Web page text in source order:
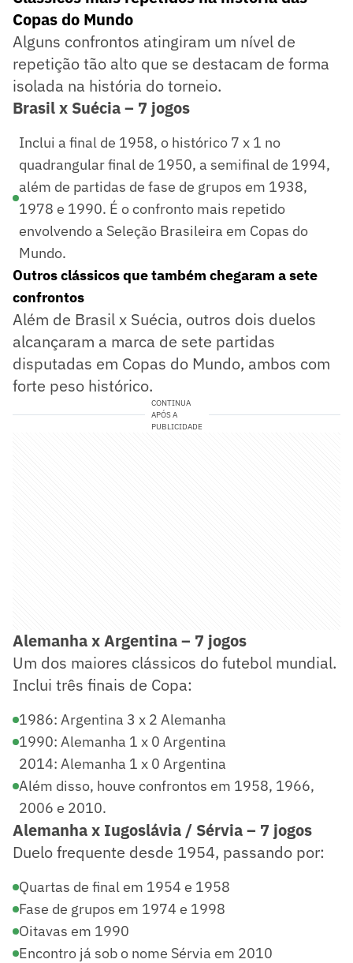
Copas do Mundo
Alguns confrontos atingiram um nível de
repetição tão alto que se destacam de forma
isolada na história do torneio.
Brasil x Suécia – 7 jogos
Inclui a final de 1958, o histórico 7 x 1 no
quadrangular final de 1950, a semifinal de 1994,
além de partidas de fase de grupos em 1938,
1978 e 1990. É o confronto mais repetido
envolvendo a Seleção Brasileira em Copas do
Mundo.
Outros clássicos que também chegaram a sete
confrontos
Além de Brasil x Suécia, outros dois duelos
alcançaram a marca de sete partidas
disputadas em Copas do Mundo, ambos com
forte peso histórico.
CONTINUA
APÓS A
PUBLICIDADE
Alemanha x Argentina – 7 jogos
Um dos maiores clássicos do futebol mundial.
Inclui três finais de Copa:
1986: Argentina 3 x 2 Alemanha
1990: Alemanha 1 x 0 Argentina
2014: Alemanha 1 x 0 Argentina
Além disso, houve confrontos em 1958, 1966,
2006 e 2010.
Alemanha x Iugoslávia / Sérvia – 7 jogos
Duelo frequente desde 1954, passando por:
Quartas de final em 1954 e 1958
Fase de grupos em 1974 e 1998
Oitavas em 1990
Encontro já sob o nome Sérvia em 2010